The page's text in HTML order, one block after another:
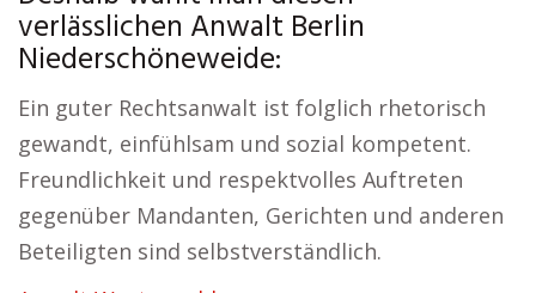
verlässlichen Anwalt Berlin
Niederschöneweide:
Ein guter Rechtsanwalt ist folglich rhetorisch
gewandt, einfühlsam und sozial kompetent.
Freundlichkeit und respektvolles Auftreten
gegenüber Mandanten, Gerichten und anderen
Beteiligten sind selbstverständlich.